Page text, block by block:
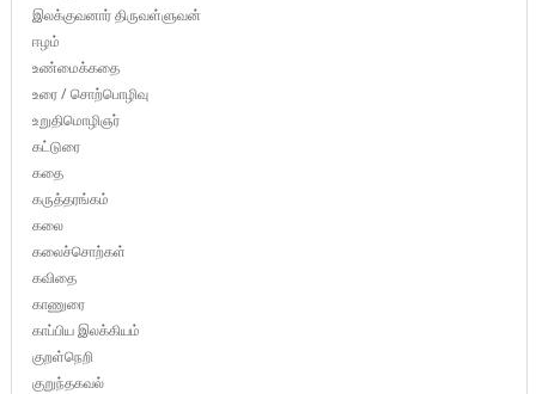
இலக்குவனார் திருவள்ளுவன்
ஈழம்
உண்மைக்கதை
உரை / சொற்பொழிவு
உறுதிமொழிஞர்
கட்டுரை
கதை
கருத்தரங்கம்
கலை
கலைச்சொற்கள்
கவிதை
காணுரை
காப்பிய இலக்கியம்
குறள்நெறி
குறுந்தகவல்